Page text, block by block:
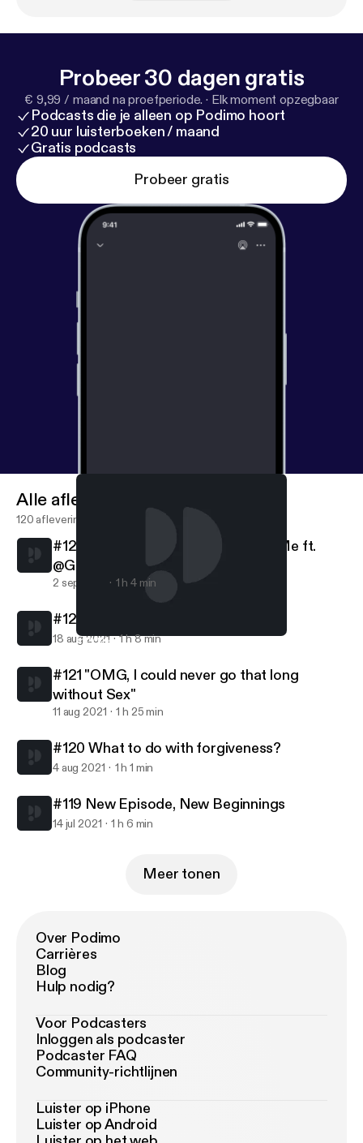
Probeer 30 dagen gratis
€ 9,99 / maand na proefperiode. · Elk moment opzegbaar
Podcasts die je alleen op Podimo hoort
20 uur luisterboeken / maand
Gratis podcasts
Probeer gratis
#119 New Episode, New Beginnings
Alle afleveringen
120 afleveringen
#123 Embracing everything about Me ft.
@Gevonchai
2 sep 2021 1 h 4 min
#122 Friendships are Relationships
18 aug 2021 1 h 8 min
#121 "OMG, I could never go that long
without Sex"
11 aug 2021 1 h 25 min
#120 What to do with forgiveness?
4 aug 2021 1 h 1 min
#119 New Episode, New Beginnings
14 jul 2021 1 h 6 min
Meer tonen
Over Podimo
Carrières
Blog
Hulp nodig?
Voor Podcasters
Inloggen als podcaster
Podcaster FAQ
Community-richtlijnen
Luister op iPhone
Luister op Android